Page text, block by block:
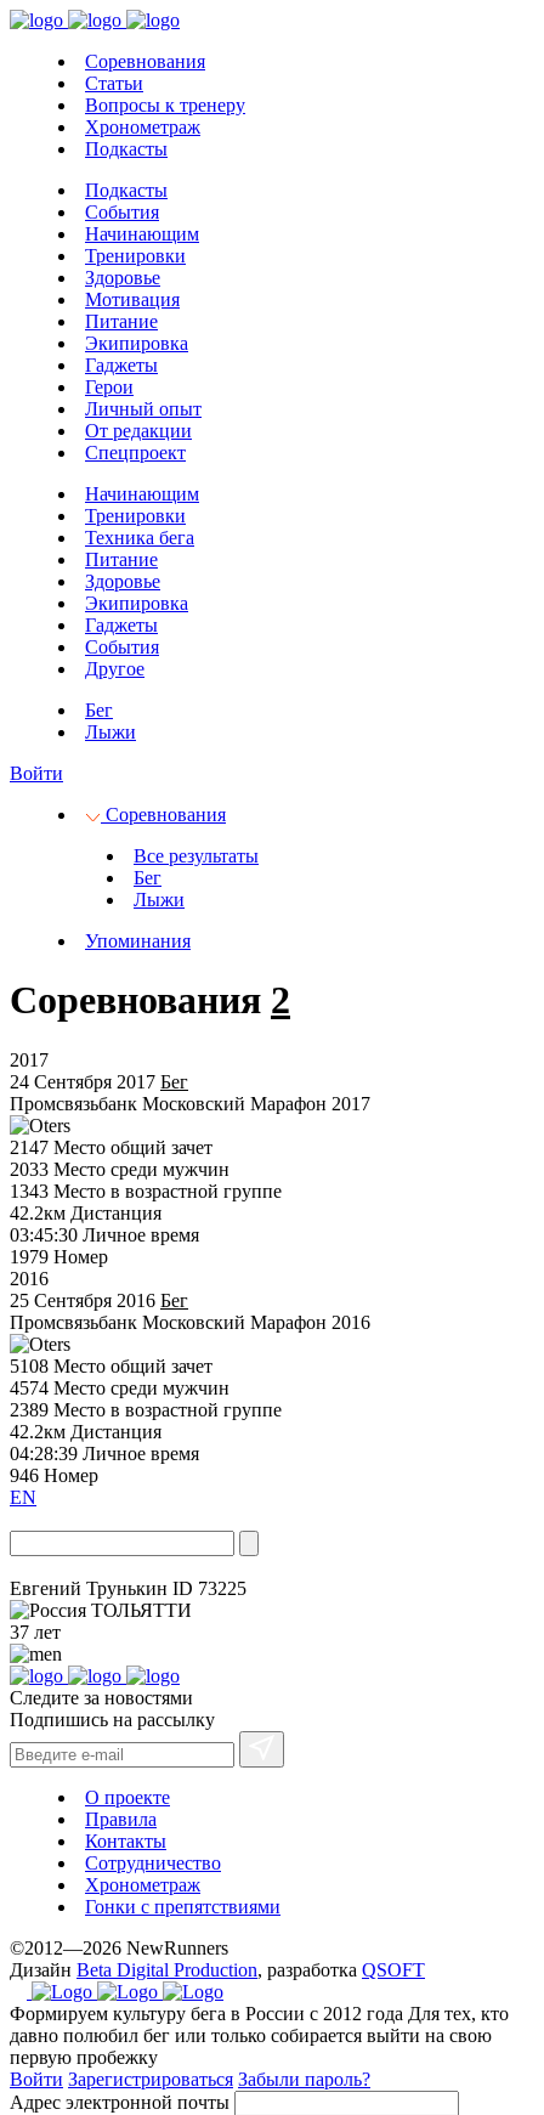
Соревнования
Статьи
Вопросы к тренеру
Хронометраж
Подкасты
Подкасты
События
Начинающим
Тренировки
Здоровье
Мотивация
Питание
Экипировка
Гаджеты
Герои
Личный опыт
От редакции
Спецпроект
Начинающим
Тренировки
Техника бега
Питание
Здоровье
Экипировка
Гаджеты
События
Другое
Бег
Лыжи
Войти
Соревнования
Все результаты
Бег
Лыжи
Упоминания
Соревнования 2
2017
24 Сентября 2017 Бег
Промсвязьбанк Московский Марафон 2017
2147 Место общий зачет
2033 Место среди мужчин
1343 Место в возрастной группе
42.2км Дистанция
03:45:30 Личное время
1979 Номер
2016
25 Сентября 2016 Бег
Промсвязьбанк Московский Марафон 2016
5108 Место общий зачет
4574 Место среди мужчин
2389 Место в возрастной группе
42.2км Дистанция
04:28:39 Личное время
946 Номер
EN
Евгений Трунькин ID 73225
ТОЛЬЯТТИ
37 лет
Следите за новостями
Подпишись на рассылку
О проекте
Правила
Контакты
Сотрудничество
Хронометраж
Гонки с препятствиями
©2012—2026 NewRunners
Дизайн Beta Digital Production, разработка QSOFT
Формируем культуру бега в России с 2012 года Для тех, кто
давно полюбил бег или только собирается выйти на свою
первую пробежку
Войти Зарегистрироваться Забыли пароль?
Адрес электронной почты